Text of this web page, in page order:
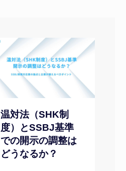
温対法（SHK制
度）とSSBJ基準
での開示の調整は
どうなるか？